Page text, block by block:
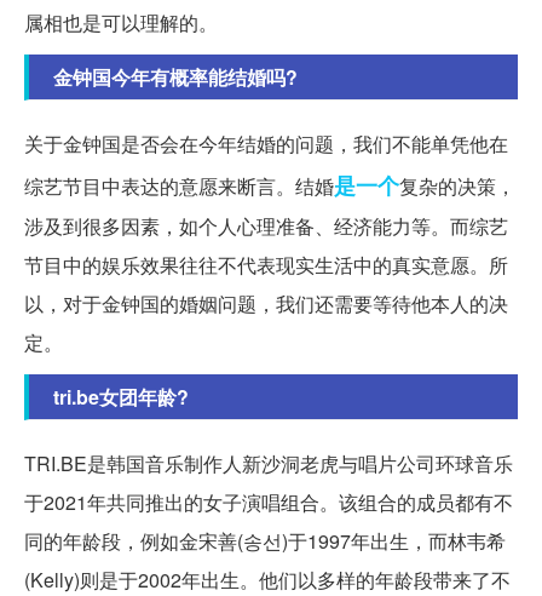
属相也是可以理解的。
金钟国今年有概率能结婚吗?
关于金钟国是否会在今年结婚的问题，我们不能单凭他在
综艺节目中表达的意愿来断言。结婚是一个复杂的决策，
涉及到很多因素，如个人心理准备、经济能力等。而综艺
节目中的娱乐效果往往不代表现实生活中的真实意愿。所
以，对于金钟国的婚姻问题，我们还需要等待他本人的决
定。
tri.be女团年龄?
TRI.BE是韩国音乐制作人新沙洞老虎与唱片公司环球音乐
于2021年共同推出的女子演唱组合。该组合的成员都有不
同的年龄段，例如金宋善(송선)于1997年出生，而林韦希
(Kelly)则是于2002年出生。他们以多样的年龄段带来了不